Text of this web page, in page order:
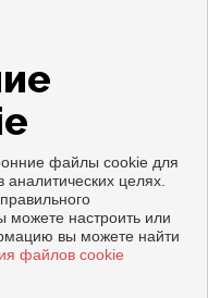
защищены.
конфиденциальности
файлы cookie для
целях.
можете настроить или
вы можете найти
файлов cookie